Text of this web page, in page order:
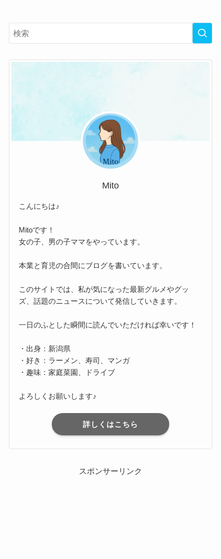
Mito
こんにちは♪
Mitoです！
女の子、男の子ママをやっています。
本業と育児の合間にブログを書いています。
このサイトでは、私が気になった最新グルメやグッ
ズ、話題のニュースについて発信していきます。
一日のふとした瞬間に読んでいただければ幸いです！
・出身：新潟県
・好き：ラーメン、寿司、マンガ
・趣味：家庭菜園、ドライブ
よろしくお願いします♪
詳しくはこちら
スポンサーリンク